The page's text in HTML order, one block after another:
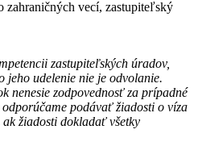
zahraničných vecí, zastupiteľský
zastupiteľských úradov,
jeho udelenie nie je odvolanie.
nenesie zodpovednosť za prípadné
podávať žiadosti o víza
žiadosti dokladať všetky